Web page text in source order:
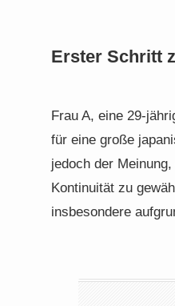
Erster Schritt
Frau A, eine 29-
für eine große
jedoch der
Kontinuität zu
insbesondere